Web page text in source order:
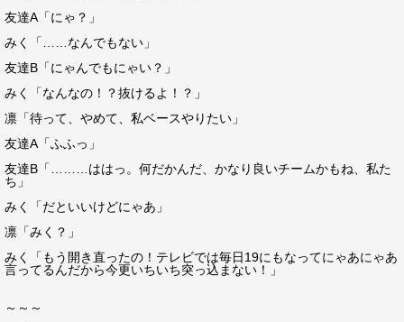
友達A「にゃ？」
みく「……なんでもない」
友達B「にゃんでもにゃい？」
みく「なんなの！？抜けるよ！？」
凛「待って、やめて、私ベースやりたい」
友達A「ふふっ」
友達B「………ははっ。何だかんだ、かなり良いチームかもね、私た
ち」
みく「だといいけどにゃあ」
凛「みく？」
みく「もう開き直ったの！テレビでは毎日19にもなってにゃあにゃあ
言ってるんだから今更いちいち突っ込まない！」
～～～